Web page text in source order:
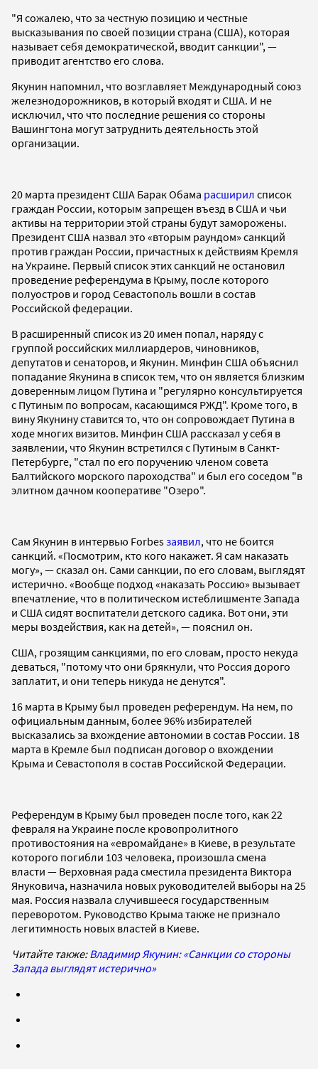
"Я сожалею, что за честную позицию и честные
высказывания по своей позиции страна (США), которая
называет себя демократической, вводит санкции", —
приводит агентство его слова.
Якунин напомнил, что возглавляет Международный союз
железнодорожников, в который входят и США. И не
исключил, что что последние решения со стороны
Вашингтона могут затруднить деятельность этой
организации.
20 марта президент США Барак Обама расширил список
граждан России, которым запрещен въезд в США и чьи
активы на территории этой страны будут заморожены.
Президент США назвал это «вторым раундом» санкций
против граждан России, причастных к действиям Кремля
на Украине. Первый список этих санкций не остановил
проведение референдума в Крыму, после которого
полуостров и город Севастополь вошли в состав
Российской федерации.
В расширенный список из 20 имен попал, наряду с
группой российских миллиардеров, чиновников,
депутатов и сенаторов, и Якунин. Минфин США объяснил
попадание Якунина в список тем, что он является близким
доверенным лицом Путина и "регулярно консультируется
с Путиным по вопросам, касающимся РЖД". Кроме того, в
вину Якунину ставится то, что он сопровождает Путина в
ходе многих визитов. Минфин США рассказал у себя в
заявлении, что Якунин встретился с Путиным в Санкт-
Петербурге, "стал по его поручению членом совета
Балтийского морского пароходства" и был его соседом "в
элитном дачном кооперативе "Озеро".
Сам Якунин в интервью Forbesзаявил, что не боится
санкций. «Посмотрим, кто кого накажет. Я сам наказать
могу», — сказал он. Сами санкции, по его словам, выглядят
истерично. «Вообще подход «наказать Россию» вызывает
впечатление, что в политическом истеблишменте Запада
и США сидят воспитатели детского садика. Вот они, эти
меры воздействия, как на детей», — пояснил он.
США, грозящим санкциями, по его словам, просто некуда
деваться, "потому что они брякнули, что Россия дорого
заплатит, и они теперь никуда не денутся".
16 марта в Крыму был проведен референдум. На нем, по
официальным данным, более 96% избирателей
высказались за вхождение автономии в состав России. 18
марта в Кремле был подписан договор о вхождении
Крыма и Севастополя в состав Российской Федерации.
Референдум в Крыму был проведен после того, как 22
февраля на Украине после кровопролитного
противостояния на «евромайдане» в Киеве, в результате
которого погибли 103 человека, произошла смена
власти — Верховная рада сместила президента Виктора
Януковича, назначила новых руководителей выборы на 25
мая. Россия назвала случившееся государственным
переворотом. Руководство Крыма также не признало
легитимность новых властей в Киеве.
Читайте также:Владимир Якунин: «Санкции со стороны
Запада выглядят истерично»